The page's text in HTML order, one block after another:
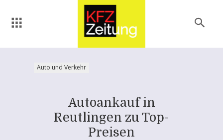
Auto und Verkehr
Autoankauf in
Reutlingen zu Top-
Preisen